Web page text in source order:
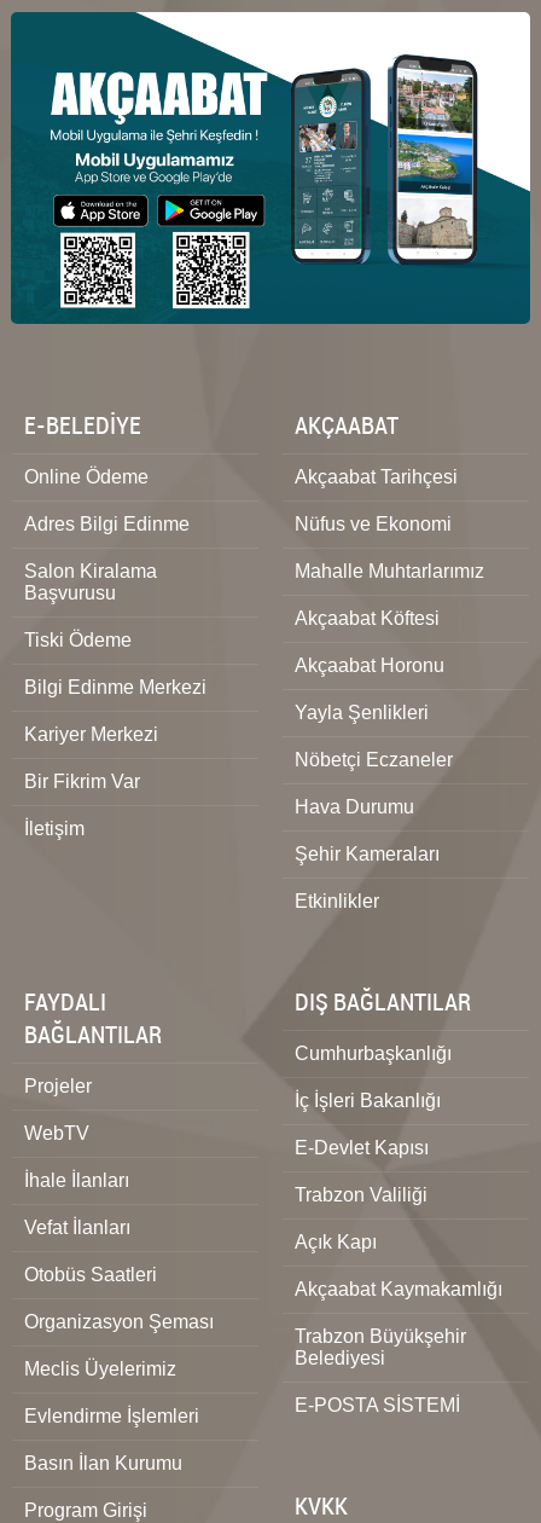
E-BELEDİYE
Online Ödeme
Adres Bilgi Edinme
Salon Kiralama
Başvurusu
Tiski Ödeme
Bilgi Edinme Merkezi
Kariyer Merkezi
Bir Fikrim Var
İletişim
AKÇAABAT
Akçaabat Tarihçesi
Nüfus ve Ekonomi
Mahalle Muhtarlarımız
Akçaabat Köftesi
Akçaabat Horonu
Yayla Şenlikleri
Nöbetçi Eczaneler
Hava Durumu
Şehir Kameraları
Etkinlikler
FAYDALI
BAĞLANTILAR
Projeler
WebTV
İhale İlanları
Vefat İlanları
Otobüs Saatleri
Organizasyon Şeması
Meclis Üyelerimiz
Evlendirme İşlemleri
Basın İlan Kurumu
Program Girişi
DIŞ BAĞLANTILAR
Cumhurbaşkanlığı
İç İşleri Bakanlığı
E-Devlet Kapısı
Trabzon Valiliği
Açık Kapı
Akçaabat Kaymakamlığı
Trabzon Büyükşehir
Belediyesi
E-POSTA SİSTEMİ
KVKK